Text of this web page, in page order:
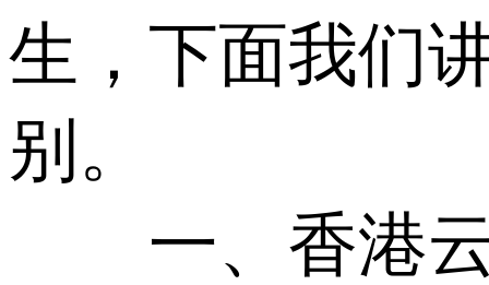
生，下面我们
别。
一、香港云